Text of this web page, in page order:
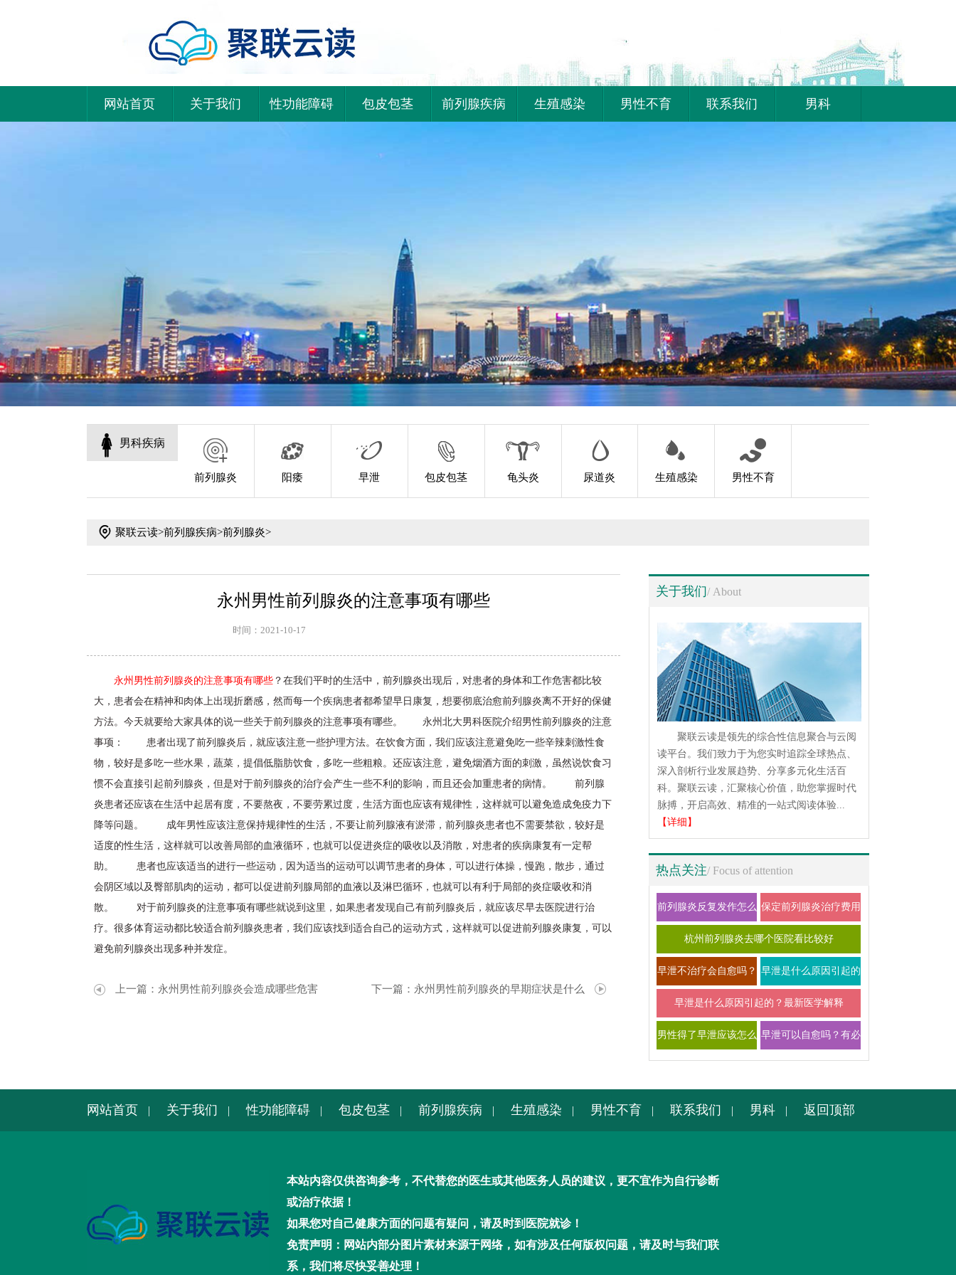
网站首页 关于我们 性功能障碍 包皮包茎 前列腺疾病 生殖感染 男性不育 联系我们 男科
男科疾病
前列腺炎 阳痿 早泄 包皮包茎 龟头炎 尿道炎 生殖感染 男性不育
聚联云读>前列腺疾病>前列腺炎>
永州男性前列腺炎的注意事项有哪些
时间：2021-10-17
永州男性前列腺炎的注意事项有哪些 ？在我们平时的生活中，前列腺炎出现后，对患者的身体和工作危害都比较
大，患者会在精神和肉体上出现折磨感，然而每一个疾病患者都希望早日康复，想要彻底治愈前列腺炎离不开好的保健
方法。今天就要给大家具体的说一些关于前列腺炎的注意事项有哪些。 永州北大男科医院介绍男性前列腺炎的注意
事项： 患者出现了前列腺炎后，就应该注意一些护理方法。在饮食方面，我们应该注意避免吃一些辛辣刺激性食
物，较好是多吃一些水果，蔬菜，提倡低脂肪饮食，多吃一些粗粮。还应该注意，避免烟酒方面的刺激，虽然说饮食习
惯不会直接引起前列腺炎，但是对于前列腺炎的治疗会产生一些不利的影响，而且还会加重患者的病情。 前列腺
炎患者还应该在生活中起居有度，不要熬夜，不要劳累过度，生活方面也应该有规律性，这样就可以避免造成免疫力下
降等问题。 成年男性应该注意保持规律性的生活，不要让前列腺液有淤滞，前列腺炎患者也不需要禁欲，较好是
适度的性生活，这样就可以改善局部的血液循环，也就可以促进炎症的吸收以及消散，对患者的疾病康复有一定帮
助。 患者也应该适当的进行一些运动，因为适当的运动可以调节患者的身体，可以进行体操，慢跑，散步，通过
会阴区域以及臀部肌肉的运动，都可以促进前列腺局部的血液以及淋巴循环，也就可以有利于局部的炎症吸收和消
散。 对于前列腺炎的注意事项有哪些就说到这里，如果患者发现自己有前列腺炎后，就应该尽早去医院进行治
疗。很多体育运动都比较适合前列腺炎患者，我们应该找到适合自己的运动方式，这样就可以促进前列腺炎康复，可以
避免前列腺炎出现多种并发症。
上一篇： 永州男性前列腺炎会造成哪些危害 下一篇： 永州男性前列腺炎的早期症状是什么
关于我们/ About
聚联云读是领先的综合性信息聚合与云阅
读平台。我们致力于为您实时追踪全球热点、
深入剖析行业发展趋势、分享多元化生活百
科。聚联云读，汇聚核心价值，助您掌握时代
脉搏，开启高效、精准的一站式阅读体验...
【详细】
热点关注/ Focus of attention
前列腺炎反复发作怎么
办？2026科学治疗与日
常预防全解析
保定前列腺炎治疗费用
大概多少钱
杭州前列腺炎去哪个医院看比较好
早泄不治疗会自愈吗？
影响及恢复可能性说明
早泄是什么原因引起的
有哪些症状 如何改善
早泄是什么原因引起的？最新医学解释
男性得了早泄应该怎么
办
早泄可以自愈吗？有必
要进行专业治疗吗
网站首页 | 关于我们 | 性功能障碍 | 包皮包茎 | 前列腺疾病 | 生殖感染 | 男性不育 | 联系我们 | 男科 | 返回顶部
本站内容仅供咨询参考，不代替您的医生或其他医务人员的建议，更不宜作为自行诊断
或治疗依据！
如果您对自己健康方面的问题有疑问，请及时到医院就诊！
免责声明：网站内部分图片素材来源于网络，如有涉及任何版权问题，请及时与我们联
系，我们将尽快妥善处理！